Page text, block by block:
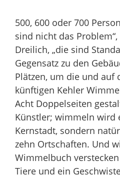
500, 600 oder 700
sind nicht das
Dreilich, „die sind
Gegensatz zu den
Plätzen, um die und auf
künftigen Kehler
Acht Doppelseiten
Künstler; wimmeln wird
Kernstadt, sondern
zehn Ortschaften. Und
Wimmelbuch
Tiere und ein